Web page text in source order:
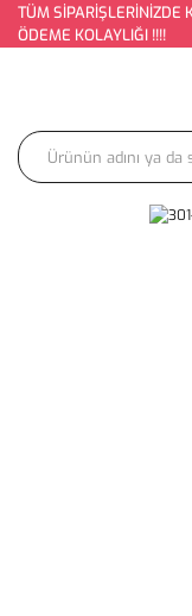
TÜM SİPARİŞLERİNİZDE
ÖDEME KOLAYLIĞI !!!!